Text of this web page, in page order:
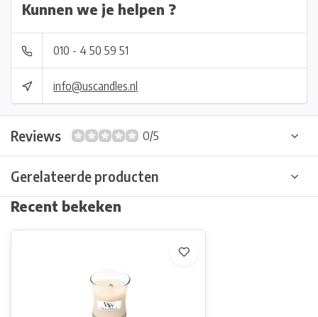
Kunnen we je helpen ?
010 - 4 50 59 51
info@uscandles.nl
Reviews 0/5
Gerelateerde producten
Recent bekeken